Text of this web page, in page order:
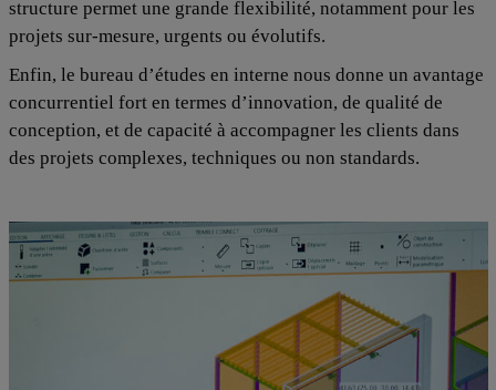
structure permet une grande flexibilité, notamment pour les
projets sur-mesure, urgents ou évolutifs.
Enfin, le bureau d’études en interne nous donne un avantage
concurrentiel fort en termes d’innovation, de qualité de
conception, et de capacité à accompagner les clients dans
des projets complexes, techniques ou non standards.